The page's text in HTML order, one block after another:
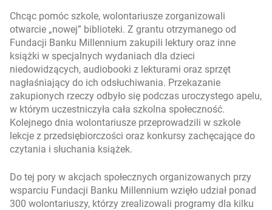
Chcąc pomóc szkole, wolontariusze zorganizowali
otwarcie „nowej” biblioteki. Z grantu otrzymanego od
Fundacji Banku Millennium zakupili lektury oraz inne
książki w specjalnych wydaniach dla dzieci
niedowidzących, audiobooki z lekturami oraz sprzęt
nagłaśniający do ich odsłuchiwania. Przekazanie
zakupionych rzeczy odbyło się podczas uroczystego apelu,
w którym uczestniczyła cała szkolna społeczność.
Kolejnego dnia wolontariusze przeprowadzili w szkole
lekcje z przedsiębiorczości oraz konkursy zachęcające do
czytania i słuchania książek.
Do tej pory w akcjach społecznych organizowanych przy
wsparciu Fundacji Banku Millennium wzięło udział ponad
300 wolontariuszy, którzy zrealizowali programy dla kilku